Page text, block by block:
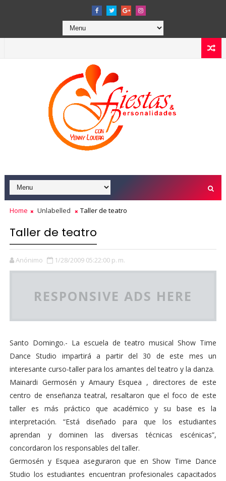
Home Unlabelled Taller de teatro
Taller de teatro
Anónimo 1/28/2009 05:22:00 p. m.
RESPONSIVE ADS HERE
Santo Domingo.- La escuela de teatro musical Show Time
Dance Studio impartirá a partir del 30 de este mes un
interesante curso-taller para los amantes del teatro y la danza.
Mainardi Germosén y Amaury Esquea , directores de este
centro de enseñanza teatral, resaltaron que el foco de este
taller es más práctico que académico y su base es la
interpretación. “Está diseñado para que los estudiantes
aprendan y dominen las diversas técnicas escénicas”,
concordaron los responsables del taller.
Germosén y Esquea aseguraron que en Show Time Dance
Studio los estudiantes encuentran profesionales capacitados